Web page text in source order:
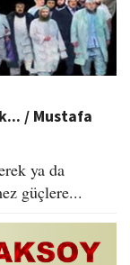
/ Mustafa
ya da
güçlere...